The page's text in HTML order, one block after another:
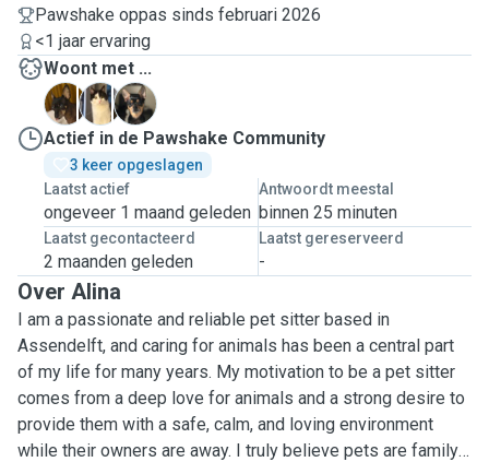
Pawshake oppas sinds februari 2026
<1 jaar ervaring
Woont met ...
K
S
Z
Actief in de Pawshake Community
3 keer opgeslagen
Laatst actief
ongeveer 1 maand geleden
Antwoordt meestal
binnen 25 minuten
Laatst gecontacteerd
2 maanden geleden
Laatst gereserveerd
-
Over Alina
I am a passionate and reliable pet sitter based in
Assendelft, and caring for animals has been a central part
of my life for many years. My motivation to be a pet sitter
comes from a deep love for animals and a strong desire to
provide them with a safe, calm, and loving environment
while their owners are away. I truly believe pets are family